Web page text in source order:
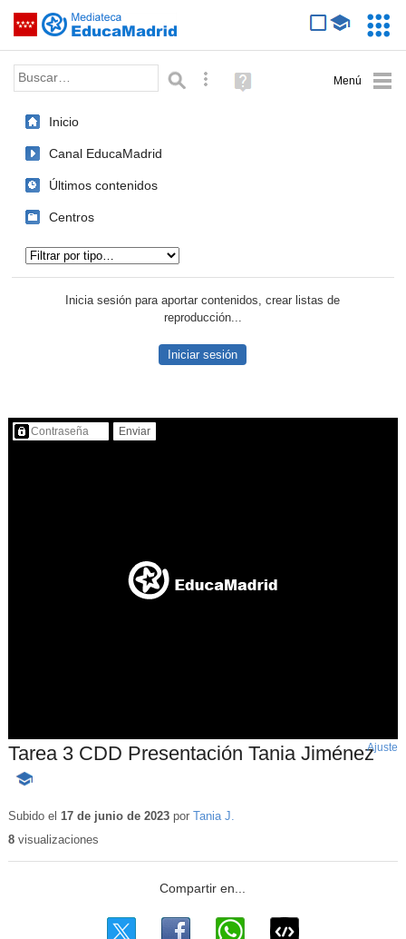
Saltar navegación
Palabra o frase: Búsqueda avanzada
Ayuda
(en
Inicio
Canal EducaMadrid
Últimos contenidos
Centros
Inicia sesión para aportar contenidos, crear listas de
reproducción...
Iniciar sesión
Contenido protegido…
Tarea 3 CDD Presentación Tania Jiménez
-
educativo
Ajuste
Subido el 17 de junio de 2023por Tania J.
8visualizaciones